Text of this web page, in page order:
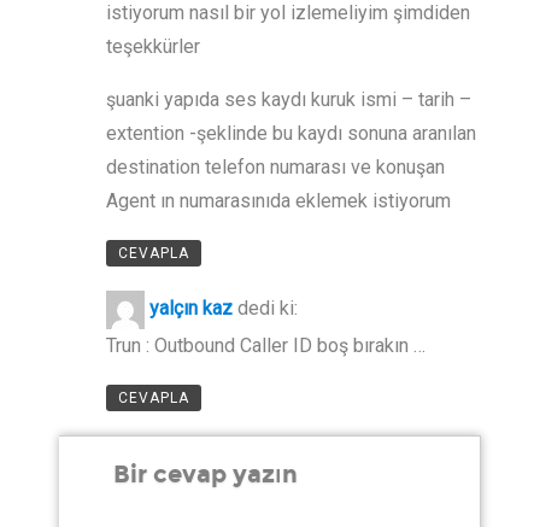
istiyorum nasıl bir yol izlemeliyim şimdiden
teşekkürler
şuanki yapıda ses kaydı kuruk ismi – tarih –
extention -şeklinde bu kaydı sonuna aranılan
destination telefon numarası ve konuşan
Agent ın numarasınıda eklemek istiyorum
CEVAPLA
yalçın kaz dedi ki:
Trun : Outbound Caller ID boş bırakın …
CEVAPLA
Bir cevap yazın